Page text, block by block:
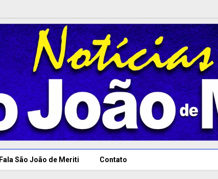
Fala São João de Meriti Contato